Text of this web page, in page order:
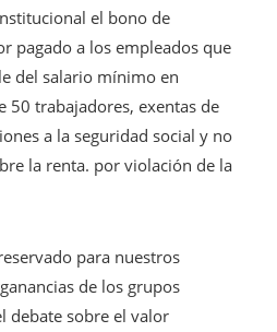
el bono de
pagado a los empleados que
del salario mínimo en
50 trabajadores, exentas de
a la seguridad social y no
la renta. por violación de la
para nuestros
de los grupos
debate sobre el valor